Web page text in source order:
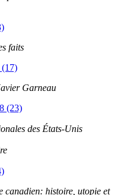
faits
(17)
Garneau
(23)
des États-Unis
canadien: histoire, utopie et